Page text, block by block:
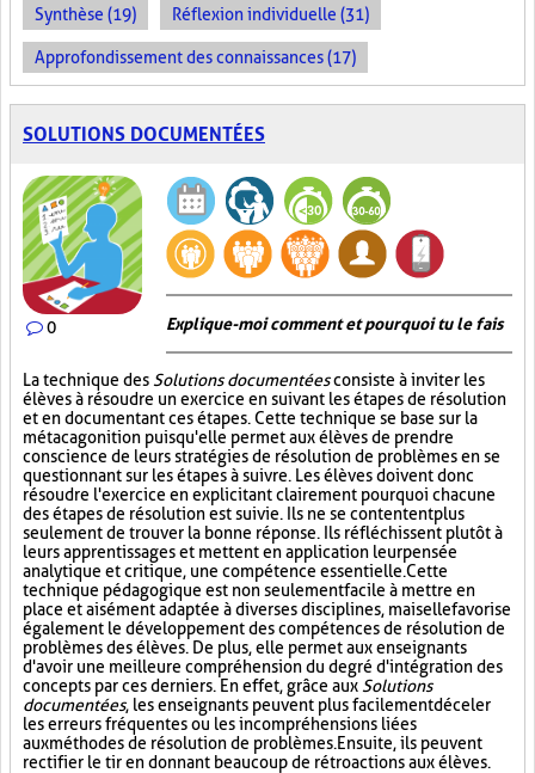
Synthèse (19) Réflexion individuelle (31)
Approfondissement des connaissances (17)
SOLUTIONS DOCUMENTÉES
0 Explique-moi comment et pourquoi tu le fais
La technique des Solutions documentéesconsiste à inviter les
élèves à résoudre un exercice en suivant les étapes de résolution
et en documentant ces étapes. Cette technique se base sur la
métacagonition puisqu'elle permet aux élèves de prendre
conscience de leurs stratégies de résolution de problèmes en se
questionnant sur les étapes à suivre. Les élèves doivent donc
résoudre l'exercice en explicitant clairement pourquoi chacune
des étapes de résolution est suivie. Ils ne se contentent plus
seulement de trouver la bonne réponse. Ils réfléchissent plutôt à
leurs apprentissages et mettent en application leur pensée
analytique et critique, une compétence essentielle. Cette
technique pédagogique est non seulement facile à mettre en
place et aisément adaptée à diverses disciplines, mais elle favorise
également le développement des compétences de résolution de
problèmes des élèves. De plus, elle permet aux enseignants
d'avoir une meilleure compréhension du degré d'intégration des
concepts par ces derniers. En effet, grâce aux Solutions
documentées, les enseignants peuvent plus facilement déceler
les erreurs fréquentes ou les incompréhensions liées
aux méthodes de résolution de problèmes. Ensuite, ils peuvent
rectifier le tir en donnant beaucoup de rétroactions aux élèves.